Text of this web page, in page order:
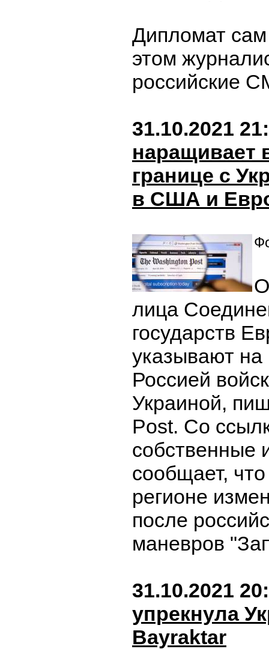
Дипломат
этом
российские
31.10.2021
наращивает
границе с
в США и
лица
государств
указывают
Россией
Украиной,
Post. Со
собственные
сообщает,
регионе
после
маневров
31.10.2021
упрекнула
Bayraktar